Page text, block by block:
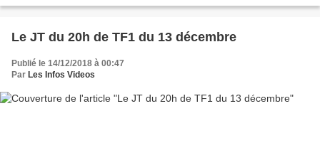
Le JT du 20h de TF1 du 13 décembre
Publié le 14/12/2018 à 00:47
Par Les Infos Videos